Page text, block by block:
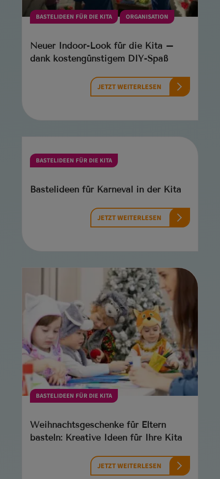
BASTELIDEEN FÜR DIE KITA ORGANISATION
Neuer Indoor-Look für die Kita –
dank kostengünstigem DIY-Spaß
JETZT WEITERLESEN
BASTELIDEEN FÜR DIE KITA
Bastelideen für Karneval in der Kita
JETZT WEITERLESEN
BASTELIDEEN FÜR DIE KITA
Weihnachtsgeschenke für Eltern
basteln: Kreative Ideen für Ihre Kita
JETZT WEITERLESEN